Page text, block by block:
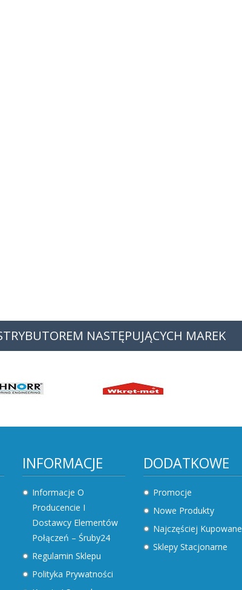
NASTĘPUJĄCYCH MAREK
INFORMACJE
Informacje O
Producencie I
Dostawcy Elementów
Połączeń – Śruby24
Regulamin Sklepu
Polityka Prywatności
DODATKOWE
Promocje
Nowe Produkty
Najczęściej Kupowane
Sklepy Stacjonarne